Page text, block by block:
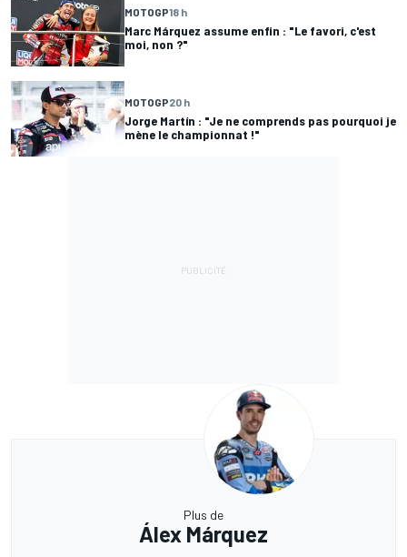
MOTOGP18 h
Marc Márquez assume enfin : "Le favori, c'est
moi, non ?"
MOTOGP20 h
Jorge Martín : "Je ne comprends pas pourquoi je
mène le championnat !"
Plus de
Álex Márquez